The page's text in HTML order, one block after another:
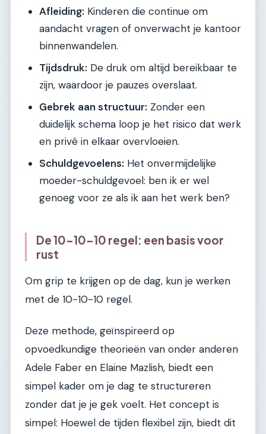
Afleiding: Kinderen die continue om
aandacht vragen of onverwacht je kantoor
binnenwandelen.
Tijdsdruk: De druk om altijd bereikbaar te
zijn, waardoor je pauzes overslaat.
Gebrek aan structuur: Zonder een
duidelijk schema loop je het risico dat werk
en privé in elkaar overvloeien.
Schuldgevoelens: Het onvermijdelijke
moeder-schuldgevoel: ben ik er wel
genoeg voor ze als ik aan het werk ben?
De 10-10-10 regel: een basis voor
rust
Om grip te krijgen op de dag, kun je werken
met de 10-10-10 regel.
Deze methode, geïnspireerd op
opvoedkundige theorieën van onder anderen
Adele Faber en Elaine Mazlish, biedt een
simpel kader om je dag te structureren
zonder dat je je gek voelt. Het concept is
simpel: Hoewel de tijden flexibel zijn, biedt dit